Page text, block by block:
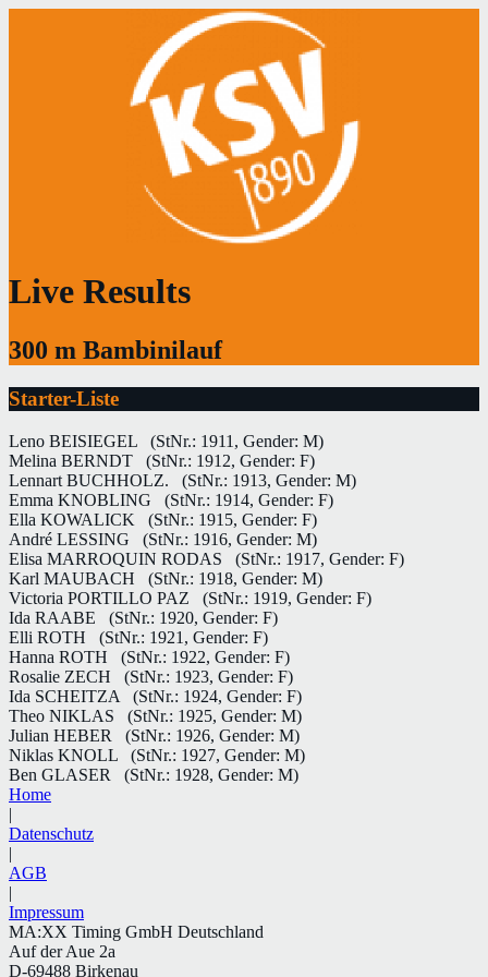
Live Results
300 m Bambinilauf
Starter-Liste
Leno BEISIEGEL
(StNr.: 1911, Gender: M)
Melina BERNDT
(StNr.: 1912, Gender: F)
Lennart BUCHHOLZ.
(StNr.: 1913, Gender: M)
Emma KNOBLING
(StNr.: 1914, Gender: F)
Ella KOWALICK
(StNr.: 1915, Gender: F)
André LESSING
(StNr.: 1916, Gender: M)
Elisa MARROQUIN RODAS
(StNr.: 1917, Gender: F)
Karl MAUBACH
(StNr.: 1918, Gender: M)
Victoria PORTILLO PAZ
(StNr.: 1919, Gender: F)
Ida RAABE
(StNr.: 1920, Gender: F)
Elli ROTH
(StNr.: 1921, Gender: F)
Hanna ROTH
(StNr.: 1922, Gender: F)
Rosalie ZECH
(StNr.: 1923, Gender: F)
Ida SCHEITZA
(StNr.: 1924, Gender: F)
Theo NIKLAS
(StNr.: 1925, Gender: M)
Julian HEBER
(StNr.: 1926, Gender: M)
Niklas KNOLL
(StNr.: 1927, Gender: M)
Ben GLASER
(StNr.: 1928, Gender: M)
Home
|
Datenschutz
|
AGB
|
Impressum
MA:XX Timing GmbH Deutschland
Auf der Aue 2a
D-69488 Birkenau